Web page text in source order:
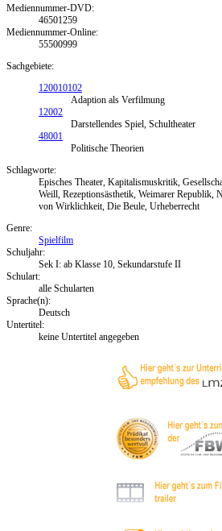
Mediennummer-DVD:
46501259
Mediennummer-Online:
55500999
Sachgebiete:
120010102
Adaption als Verfilmung
12002
Darstellendes Spiel, Schultheater
48001
Politische Theorien
Schlagworte:
Episches Theater, Kapitalismuskritik,
Weill, Rezeptionsästhetik, Weimarer Republik,
von Wirklichkeit, Die Beule, Urheberrecht
Genre:
Spielfilm
Schuljahr:
Sek I: ab Klasse 10, Sekundarstufe II
Schulart:
alle Schularten
Sprache(n):
Deutsch
Untertitel:
keine Untertitel angegeben